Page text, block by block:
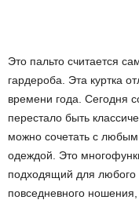
Это пальто считается
гардероба. Эта куртка
времени года. Сегодня
перестало быть
можно сочетать с
одеждой. Это
подходящий для любого
повседневного